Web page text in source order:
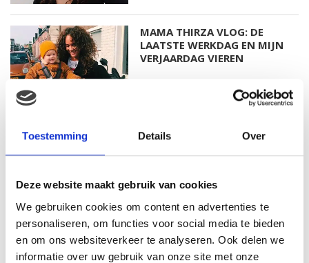
Toestemming Details Over
Deze website maakt gebruik van cookies
We gebruiken cookies om content en advertenties te
personaliseren, om functies voor social media te bieden
en om ons websiteverkeer te analyseren. Ook delen we
informatie over uw gebruik van onze site met onze
MAMA THIRZA VLOG: DE
LAATSTE WERKDAG EN MIJN
VERJAARDAG VIEREN
FEEST, WANT REBEL IS JARIG!
MAMA THIRZA VLOG: OP
VAKANTIE & TWEE ZIEKE
KINDEREN